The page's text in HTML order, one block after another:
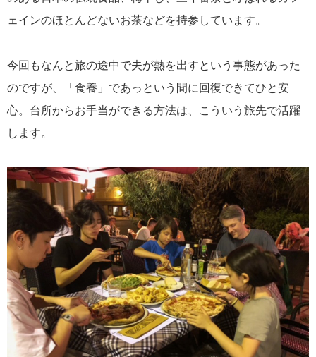
ェインのほとんどないお茶などを持参しています。
今回もなんと旅の途中で夫が熱を出すという事態があった
のですが、「食養」であっという間に回復できてひと安
心。台所からお手当ができる方法は、こういう旅先で活躍
します。